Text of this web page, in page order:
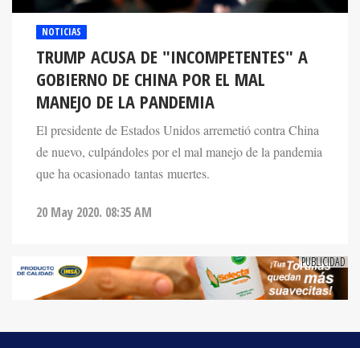
NOTICIAS
TRUMP ACUSA DE "INCOMPETENTES" A
GOBIERNO DE CHINA POR EL MAL
MANEJO DE LA PANDEMIA
El presidente de Estados Unidos arremetió contra China
de nuevo, culpándoles por el mal manejo de la pandemia
que ha ocasionado tantas muertes.